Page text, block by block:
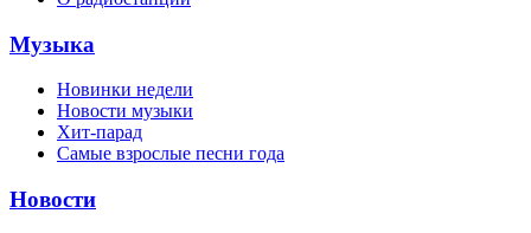
Музыка
Новинки недели
Новости музыки
Хит-парад
Самые взрослые песни года
Новости